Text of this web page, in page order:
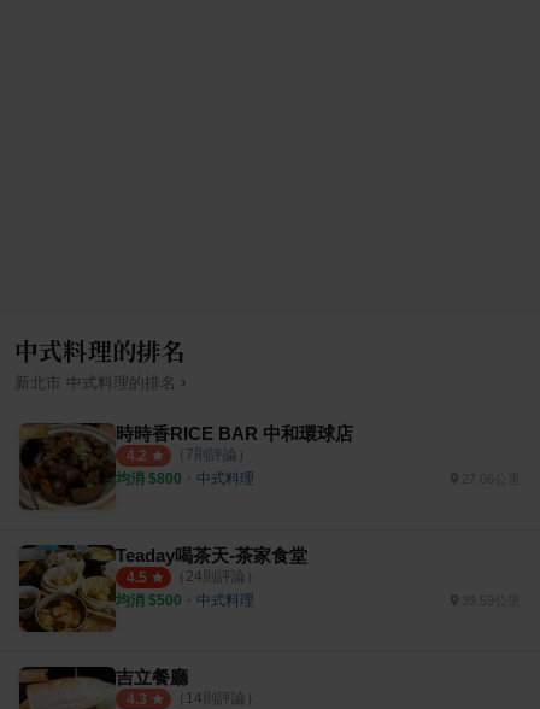
中式料理的排名
新北市 中式料理 的排名 ›
時時香RICE BAR 中和環球店
4.2 （ 7則評論）
均消 $800 ・ 中式料理 27.06公里
Teaday喝茶天-茶家食堂
4.5 （ 24則評論）
均消 $500 ・ 中式料理 39.59公里
吉立餐廳
4.3 （ 14則評論）